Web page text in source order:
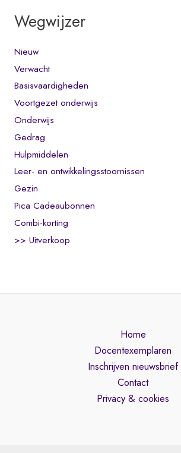
Wegwijzer
Nieuw
Verwacht
Basisvaardigheden
Voortgezet onderwijs
Onderwijs
Gedrag
Hulpmiddelen
Leer- en ontwikkelingsstoornissen
Gezin
Pica Cadeaubonnen
Combi-korting
>> Uitverkoop
Home
Docentexemplaren
Inschrijven nieuwsbrief
Contact
Privacy & cookies